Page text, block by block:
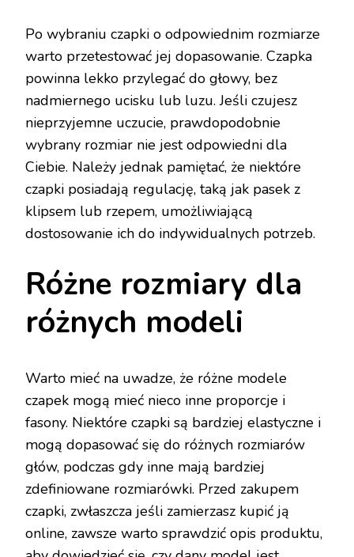
Po wybraniu czapki o odpowiednim rozmiarze
warto przetestować jej dopasowanie. Czapka
powinna lekko przylegać do głowy, bez
nadmiernego ucisku lub luzu. Jeśli czujesz
nieprzyjemne uczucie, prawdopodobnie
wybrany rozmiar nie jest odpowiedni dla
Ciebie. Należy jednak pamiętać, że niektóre
czapki posiadają regulację, taką jak pasek z
klipsem lub rzepem, umożliwiającą
dostosowanie ich do indywidualnych potrzeb.
Różne rozmiary dla
różnych modeli
Warto mieć na uwadze, że różne modele
czapek mogą mieć nieco inne proporcje i
fasony. Niektóre czapki są bardziej elastyczne i
mogą dopasować się do różnych rozmiarów
głów, podczas gdy inne mają bardziej
zdefiniowane rozmiarówki. Przed zakupem
czapki, zwłaszcza jeśli zamierzasz kupić ją
online, zawsze warto sprawdzić opis produktu,